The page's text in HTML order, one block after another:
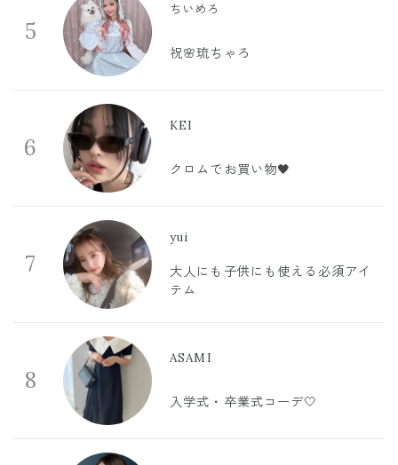
5
ちいめろ
祝🌸琉ちゃろ
6
KEI
クロムでお買い物🖤
7
yui
大人にも子供にも使える必須アイ
テム
8
ASAMI
入学式・卒業式コーデ🤍